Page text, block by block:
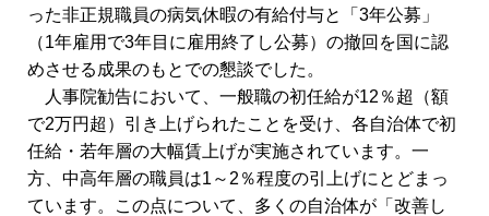
った非正規職員の病気休暇の有給付与と「3年公募」
（1年雇用で3年目に雇用終了し公募）の撤回を国に認
めさせる成果のもとでの懇談でした。
人事院勧告において、一般職の初任給が12％超（額
で2万円超）引き上げられたことを受け、各自治体で初
任給・若年層の大幅賃上げが実施されています。一
方、中高年層の職員は1～2％程度の引上げにとどまっ
ています。この点について、多くの自治体が「改善し